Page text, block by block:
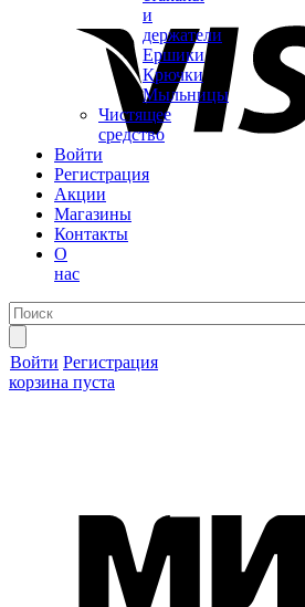
и
держатели
Ершики
Крючки
Мыльницы
Чистящее
средство
Войти
Регистрация
Акции
Магазины
Контакты
О
нас
Войти Регистрация
корзина пуста